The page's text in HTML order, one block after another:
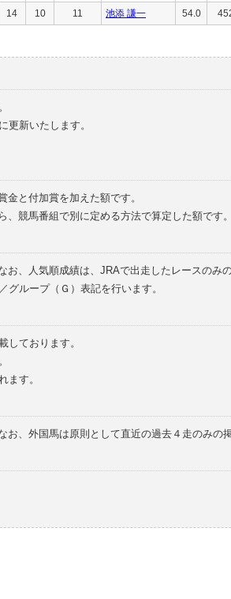
14 10 11 池添 謙一 54.0
更新いたします。
金と付加賞を加えた額です。
競馬番組で別に定める方法で算定した額です。
、人気順成績は、JRAで出走したレースのみの
ループ（Ｇ）表記を行います。
しております。
ます。
、外国馬は原則として直近の過去４走のみの